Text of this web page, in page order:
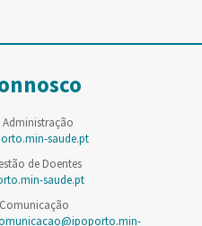
Administração
saude.pt
de Doentes
saude.pt